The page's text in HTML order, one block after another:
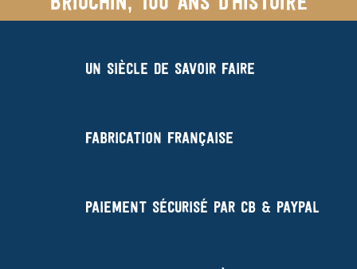
Un siècle de savoir faire
Fabrication française
Paiement sécurisé par CB & Paypal